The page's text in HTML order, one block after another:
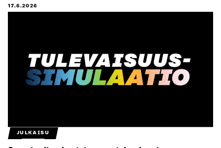
17.6.2026
JULKAISU